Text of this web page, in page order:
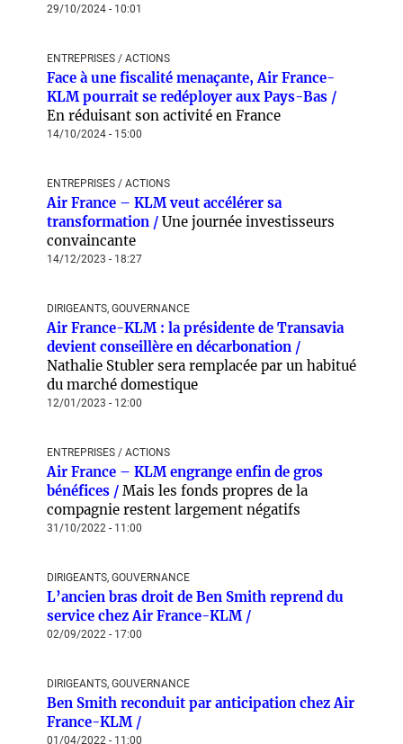
29/10/2024 - 10:01
ENTREPRISES / ACTIONS
Face à une fiscalité menaçante, Air France-
KLM pourrait se redéployer aux Pays-Bas /
En réduisant son activité en France
14/10/2024 - 15:00
ENTREPRISES / ACTIONS
Air France – KLM veut accélérer sa
transformation / Une journée investisseurs
convaincante
14/12/2023 - 18:27
DIRIGEANTS, GOUVERNANCE
Air France-KLM : la présidente de Transavia
devient conseillère en décarbonation /
Nathalie Stubler sera remplacée par un habitué
du marché domestique
12/01/2023 - 12:00
ENTREPRISES / ACTIONS
Air France – KLM engrange enfin de gros
bénéfices / Mais les fonds propres de la
compagnie restent largement négatifs
31/10/2022 - 11:00
DIRIGEANTS, GOUVERNANCE
L’ancien bras droit de Ben Smith reprend du
service chez Air France-KLM /
02/09/2022 - 17:00
DIRIGEANTS, GOUVERNANCE
Ben Smith reconduit par anticipation chez Air
France-KLM /
01/04/2022 - 11:00